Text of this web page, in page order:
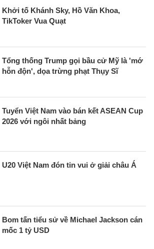
Khởi tố Khánh Sky, Hồ Văn Khoa,
TikToker Vua Quạt
Tổng thống Trump gọi bầu cử Mỹ là 'mớ
hỗn độn', dọa trừng phạt Thụy Sĩ
Tuyển Việt Nam vào bán kết ASEAN Cup
2026 với ngôi nhất bảng
U20 Việt Nam đón tin vui ở giải châu Á
Bom tấn tiểu sử về Michael Jackson cán
mốc 1 tỷ USD